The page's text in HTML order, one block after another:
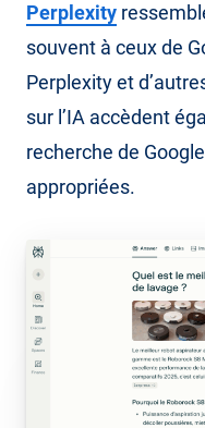
Perplexity
souvent à ceux de
Perplexity et
sur l’IA accèdent
recherche de
appropriées.